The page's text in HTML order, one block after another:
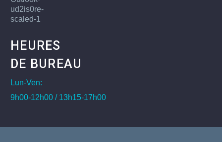
HEURES
DE BUREAU
Lun-Ven:
9h00-12h00 / 13h15-17h00